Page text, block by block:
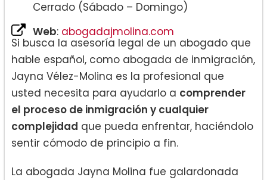
Cerrado (Sábado – Domingo)
Web: abogadajmolina.com
Si busca la asesoría legal de un abogado que
hable español, como abogada de inmigración,
Jayna Vélez-Molina es la profesional que
usted necesita para ayudarlo a comprender
el proceso de inmigración y cualquier
complejidad que pueda enfrentar, haciéndolo
sentir cómodo de principio a fin.
La abogada Jayna Molina fue galardonada